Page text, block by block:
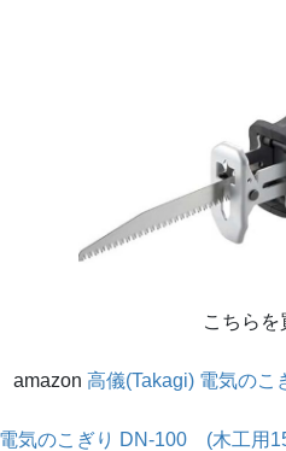
こちらを
amazon 高儀(Takagi) 電気の
気のこぎり DN-100 (木工用